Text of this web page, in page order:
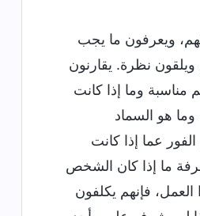
ويعرفون ما يجب
نظرة. يقارنون
وما إذا كانت
هو السماد
عما إذا كانت
ما إذا كان الشخص
فإنهم يكلفون